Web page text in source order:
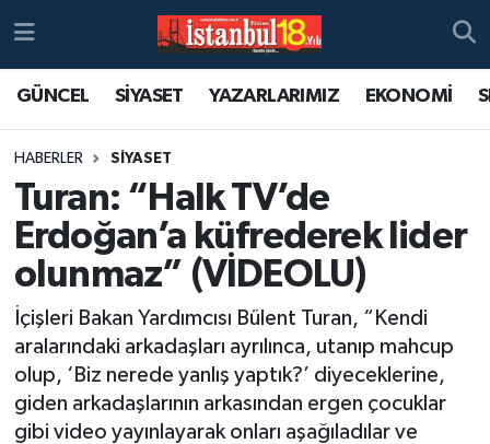
GÜNCEL SİYASET YAZARLARIMIZ EKONOMİ
HABERLER SİYASET
Turan: “Halk TV’de
Erdoğan’a küfrederek lider
olunmaz” (VİDEOLU)
İçişleri Bakan Yardımcısı Bülent Turan, “Kendi
aralarındaki arkadaşları ayrılınca, utanıp mahcup
olup, ‘Biz nerede yanlış yaptık?’ diyeceklerine,
giden arkadaşlarının arkasından ergen çocuklar
gibi video yayınlayarak onları aşağıladılar ve